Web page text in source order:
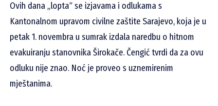
Ovih dana „lopta“ se izjavama i odlukama s
Kantonalnom upravom civilne zaštite Sarajevo, koja je u
petak 1. novembra u sumrak izdala naredbu o hitnom
evakuiranju stanovnika Širokače. Čengić tvrdi da za ovu
odluku nije znao. Noć je proveo s uznemirenim
mještanima.